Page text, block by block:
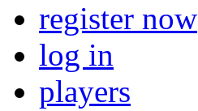
register now
log in
players